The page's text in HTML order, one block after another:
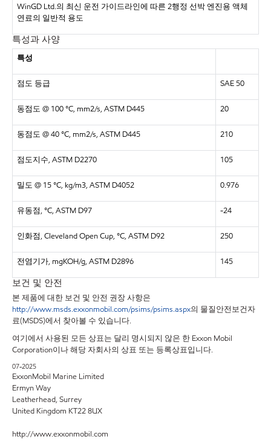
WinGD Ltd.의 최신 운전 가이드라인에 따른 2행정 선박 엔진용 액체
연료의 일반적 용도
특성과 사양
특성
점도 등급 SAE 50
동점도 @ 100 °C, mm2/s, ASTM D445 20
동점도 @ 40 °C, mm2/s, ASTM D445 210
점도지수, ASTM D2270 105
밀도 @ 15 °C, kg/m3, ASTM D4052 0.976
유동점, °C, ASTM D97 -24
인화점, Cleveland Open Cup, °C, ASTM D92 250
전염기가, mgKOH/g, ASTM D2896 145
보건 및 안전
본 제품에 대한 보건 및 안전 권장 사항은
http://www.msds.exxonmobil.com/psims/psims.aspx의 물질안전보건자
료(MSDS)에서 찾아볼 수 있습니다.
여기에서 사용된 모든 상표는 달리 명시되지 않은 한 Exxon Mobil
Corporation이나 해당 자회사의 상표 또는 등록상표입니다.
07-2025
ExxonMobil Marine Limited
Ermyn Way
Leatherhead, Surrey
United Kingdom KT22 8UX
http://www.exxonmobil.com